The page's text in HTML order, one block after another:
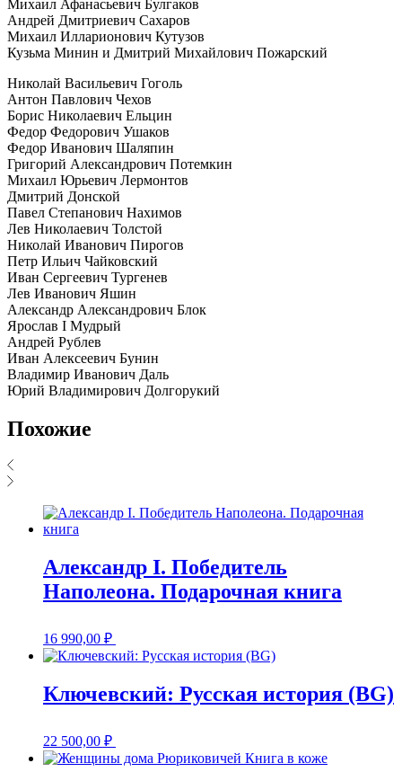
Михаил Афанасьевич Булгаков
Андрей Дмитриевич Сахаров
Михаил Илларионович Кутузов
Кузьма Минин и Дмитрий Михайлович Пожарский
Николай Васильевич Гоголь
Антон Павлович Чехов
Борис Николаевич Ельцин
Федор Федорович Ушаков
Федор Иванович Шаляпин
Григорий Александрович Потемкин
Михаил Юрьевич Лермонтов
Дмитрий Донской
Павел Степанович Нахимов
Лев Николаевич Толстой
Николай Иванович Пирогов
Петр Ильич Чайковский
Иван Сергеевич Тургенев
Лев Иванович Яшин
Александр Александрович Блок
Ярослав I Мудрый
Андрей Рублев
Иван Алексеевич Бунин
Владимир Иванович Даль
Юрий Владимирович Долгорукий
Похожие
Александр I. Победитель
Наполеона. Подарочная книга
16 990,00 ₽
Ключевский: Русская история (BG)
22 500,00 ₽